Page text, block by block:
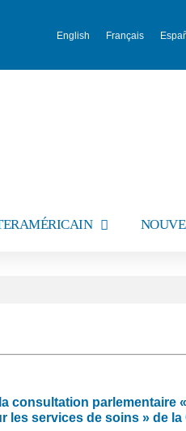
English Français
consultation
les services de soins » de la